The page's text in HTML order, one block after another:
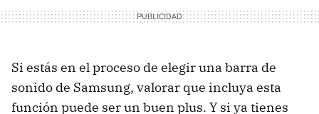
Si estás en el proceso de elegir una barra de
sonido de Samsung, valorar que incluya esta
función puede ser un buen plus. Y si ya tienes